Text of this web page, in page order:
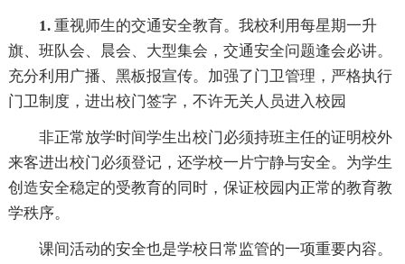
1.重视师生的交通安全教育。我校利用每星期一升
旗、班队会、晨会、大型集会，交通安全问题逢会必讲。
充分利用广播、黑板报宣传。加强了门卫管理，严格执行
门卫制度，进出校门签字，不许无关人员进入校园
非正常放学时间学生出校门必须持班主任的证明校外
来客进出校门必须登记，还学校一片宁静与安全。为学生
创造安全稳定的受教育的同时，保证校园内正常的教育教
学秩序。
课间活动的安全也是学校日常监管的一项重要内容。